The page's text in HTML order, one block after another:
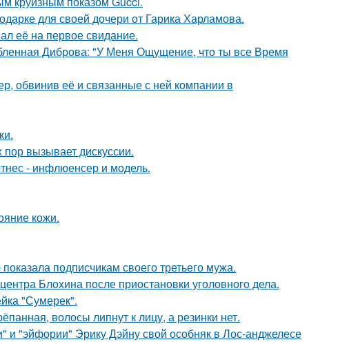
для своей дочери от Гарика Харламова.
её на первое свидание.
Диброва: "У Меня Ощущение, что ты все Время
обвинив её и связанные с ней компании в
вызывает дискуссии.
- инфлюенсер и модель.
кожи.
подписчикам своего третьего мужа.
Блохина после приостановки уголовного дела.
"Сумерек".
волосы липнут к лицу, а резинки нет.
и "эйфории" Эрику Дэйну свой особняк в Лос-анджелесе